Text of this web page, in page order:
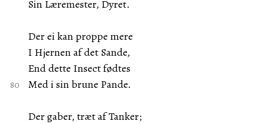
Sin Læremester, Dyret.
Der ei kan proppe mere
I Hjernen af det Sande,
End dette Insect fødtes
Med i sin brune Pande.
Der gaber, træt af Tanker;